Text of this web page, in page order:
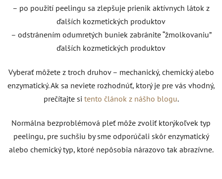
– po použití peelingu sa zlepšuje prienik aktívnych látok z
ďalších kozmetických produktov
– odstránením odumretých buniek zabránite “žmolkovaniu”
ďalších kozmetických produktov
Vyberať môžete z troch druhov – mechanický, chemický alebo
enzymatický. Ak sa neviete rozhodnúť, ktorý je pre vás vhodný,
prečítajte si tento článok z nášho blogu.
Normálna bezproblémová pleť môže zvoliť ktorýkoľvek typ
peelingu, pre suchšiu by sme odporúčali skôr enzymatický
alebo chemický typ, ktoré nepôsobia nárazovo tak abrazívne.